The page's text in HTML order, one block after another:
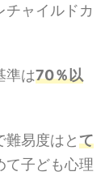
ャイルドカ
準は70％以
難易度はとて
て子ども心理